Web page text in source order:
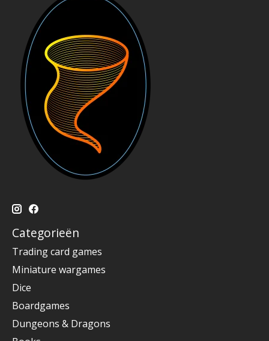
Categorieën
Trading card games
Miniature wargames
Dice
Boardgames
Dungeons & Dragons